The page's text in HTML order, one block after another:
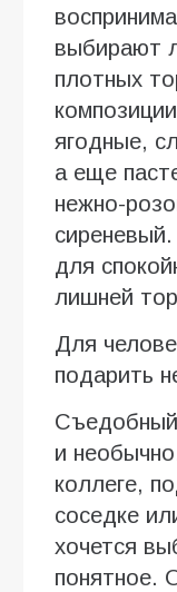
выбирают
плотных
ягодные,
а еще
нежно-
для
лишней
Для
подарить
Съедобный
и
коллеге,
соседке
хочется
понятное.